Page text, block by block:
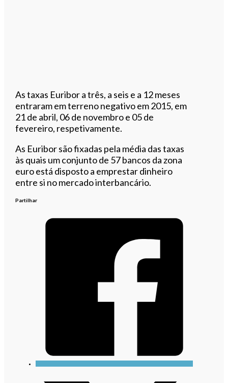
As taxas Euribor a três, a seis e a 12 meses
entraram em terreno negativo em 2015, em
21 de abril, 06 de novembro e 05 de
fevereiro, respetivamente.
As Euribor são fixadas pela média das taxas
às quais um conjunto de 57 bancos da zona
euro está disposto a emprestar dinheiro
entre si no mercado interbancário.
Partilhar